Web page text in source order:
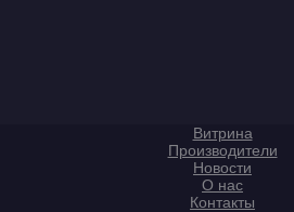
Витрина
Производители
Новости
О нас
Контакты